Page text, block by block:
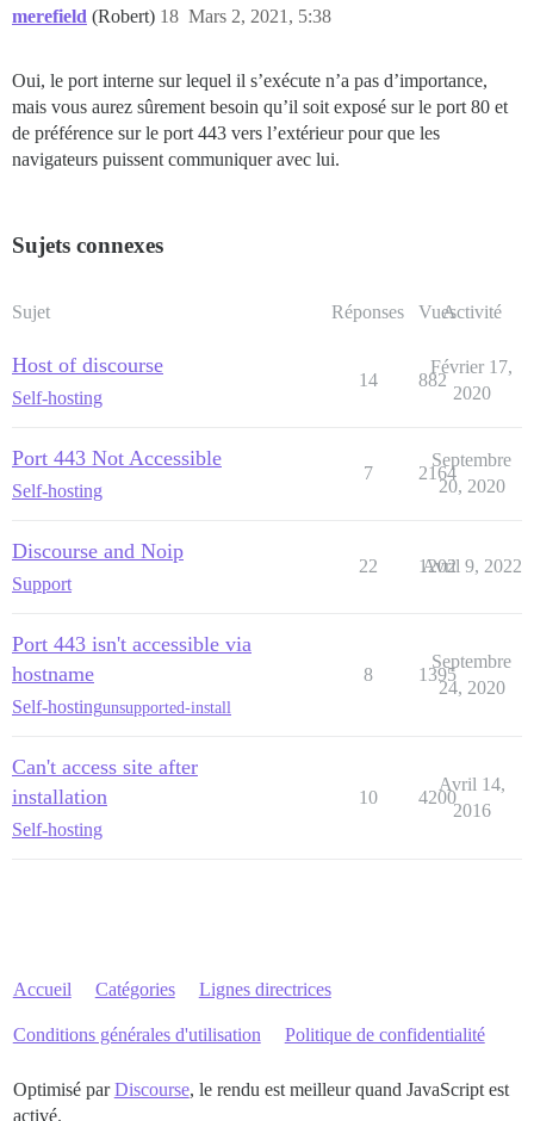
merefield (Robert) Mars 2, 2021, 5:38
18
Oui, le port interne sur lequel il s’exécute n’a pas d’importance,
mais vous aurez sûrement besoin qu’il soit exposé sur le port 80 et
de préférence sur le port 443 vers l’extérieur pour que les
navigateurs puissent communiquer avec lui.
Sujets connexes
Sujet Réponses VuesActivité
Host of discourse
Self-hosting
14 882
Février 17,
2020
Port 443 Not Accessible
Self-hosting
7 2164
Septembre
20, 2020
Discourse and Noip
Support
22 1202
Avril 9, 2022
Port 443 isn't accessible via
hostname
Self-hostingunsupported-install
8 1395
Septembre
24, 2020
Can't access site after
installation
Self-hosting
10 4200
Avril 14,
2016
Accueil Catégories Lignes directrices
Conditions générales d'utilisation Politique de confidentialité
Optimisé parDiscourse, le rendu est meilleur quand JavaScript est
activé.